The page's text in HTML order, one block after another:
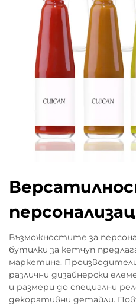
Възможностите за
бутилки за кетчуп
маркетинг.
различни дизайнерски
и размери до специални
декоративни детайли.